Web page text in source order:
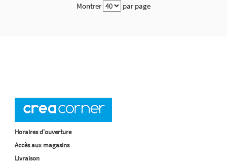
Montrer par page
Horaires d'ouverture
Accès aux magasins
Livraison